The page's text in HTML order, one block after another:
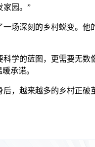
家园。”
深刻的乡村蜕变。他
的蓝图，更需要无数
承诺。
越来越多的乡村正破